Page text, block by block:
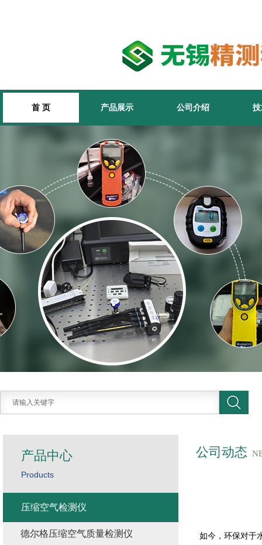
首 页 产品展示 公司介绍
公司动态
如今，环保对于
产品中心
Products
压缩空气检测仪
德尔格压缩空气质量检测仪